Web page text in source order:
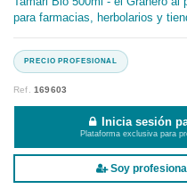
para farmacias, herbolarios y
Ref.169603
Inicia sesión
Plataforma exclusiva para
Soy